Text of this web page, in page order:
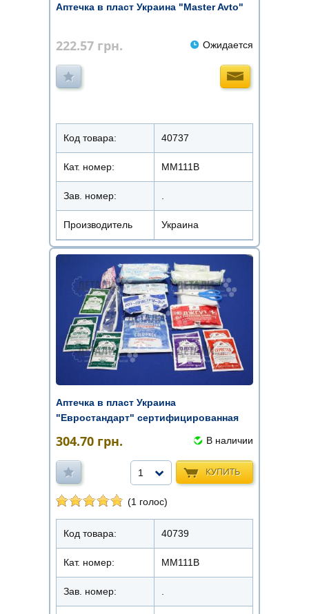
Аптечка в пласт Украина "Master Avto"
222.57 грн. Ожидается
Код товара: 40737
Кат. номер: ММ111В
Зав. номер:
Производитель Украина
Аптечка в пласт Украина
"Евростандарт" сертифицированная
304.70 грн. В наличии
КУПИТЬ
1
(1 голос)
Код товара: 40739
Кат. номер: ММ111В
Зав. номер: .